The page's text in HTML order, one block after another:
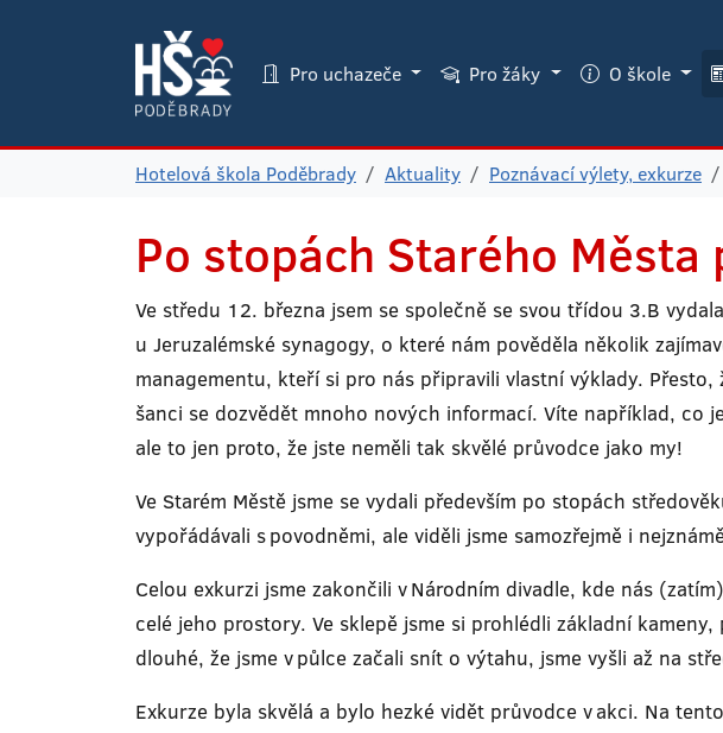
Pro uchazeče Pro žáky O škole
Hotelová škola Poděbrady Aktuality Poznávací výlety, exkurze
Po stopách Starého Města
Ve středu 12. března jsem se společně se svou třídou 3.B
u Jeruzalémské synagogy, o které nám pověděla několik
managementu, kteří si pro nás připravili vlastní výklady.
šanci se dozvědět mnoho nových informací. Víte například, co
ale to jen proto, že jste neměli tak skvělé průvodce jako my!
Ve Starém Městě jsme se vydali především po stopách
vypořádávali s povodněmi, ale viděli jsme samozřejmě i
Celou exkurzi jsme zakončili v Národním divadle, kde nás
celé jeho prostory. Ve sklepě jsme si prohlédli základní
dlouhé, že jsme v půlce začali snít o výtahu, jsme vyšli až na
Exkurze byla skvělá a bylo hezké vidět průvodce v akci. Na